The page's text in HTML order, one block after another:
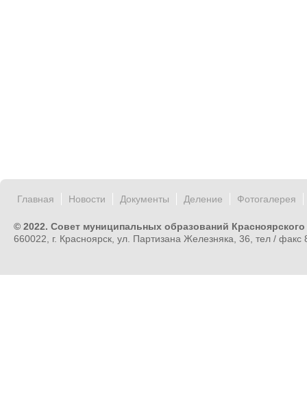
Главная Новости Документы Деление Фотогалерея
© 2022. Совет муниципальных образований Красноярского
660022, г. Красноярск, ул. Партизана Железняка, 36, тел /